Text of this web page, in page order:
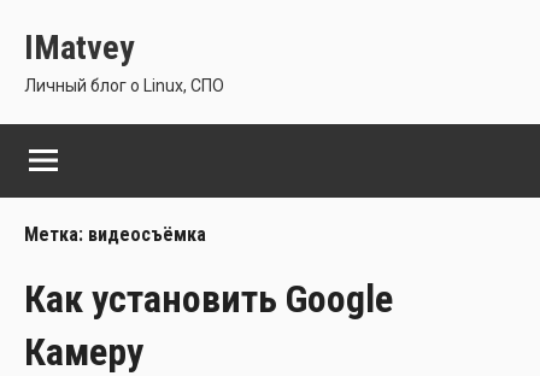
содержимому
IMatvey
Личный блог о Linux, СПО
Метка: видеосъёмка
Как установить Google
Камеру